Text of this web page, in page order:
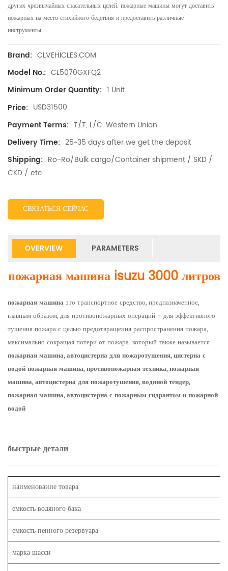
других чрезвычайных спасательных целей. пожарные машины могут доставить
пожарных на место стихийного бедствия и предоставить различные
инструменты.
Brand: CLVEHICLES.COM
Model No.: CL5070GXFQ2
Minimum Order Quantity: 1 Unit
Price: USD31500
Payment Terms: T/T, L/C, Western Union
Delivery Time: 25~35 days after we get the deposit
Shipping: Ro-Ro/Bulk cargo/Container shipment / SKD /
CKD / etc
СВЯЗАТЬСЯ СЕЙЧАС
OVERVIEW PARAMETERS
пожарная машина isuzu 3000 литров
пожарная машина это транспортное средство, предназначенное,
главным образом, для противопожарных операций - для эффективного
тушения пожара с целью предотвращения распространения пожара,
максимально сокращая потери от пожара. который также называется
пожарная машина, автоцистерна для пожаротушения, цистерна с
водой пожарная машина, противопожарная техника, пожарная
машина, автоцистерна для пожаротушения, водяной тендер,
пожарная машина, автоцистерна с пожарным гидрантом и пожарной
водой
быстрые детали
наименование товара
емкость водяного бака
емкость пенного резервуара
марка шасси